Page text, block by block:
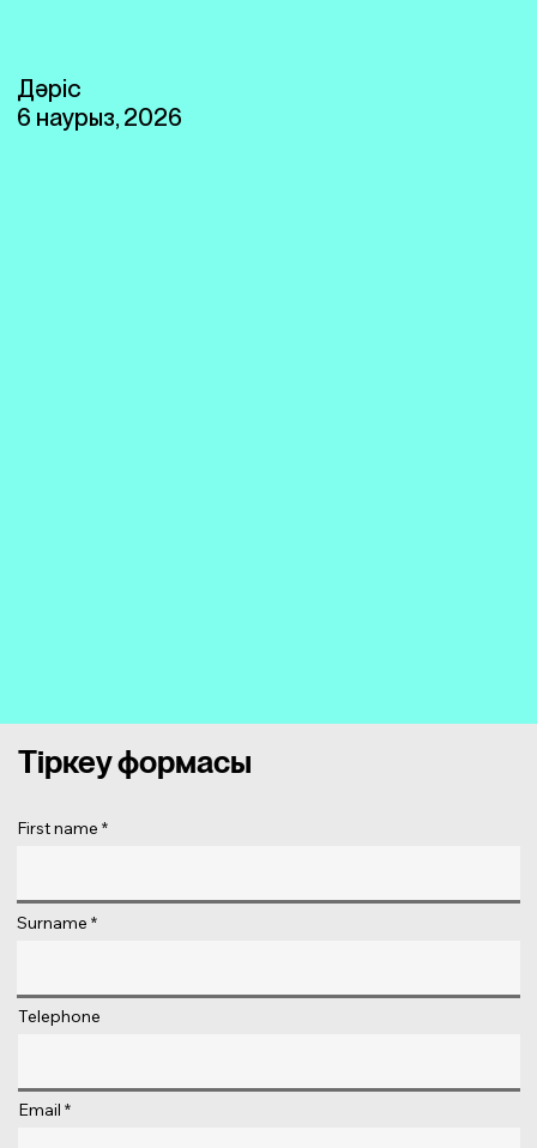
Дәріс
6 наурыз, 2026
Тіркеу формасы
First name
Surname
Telephone
Email